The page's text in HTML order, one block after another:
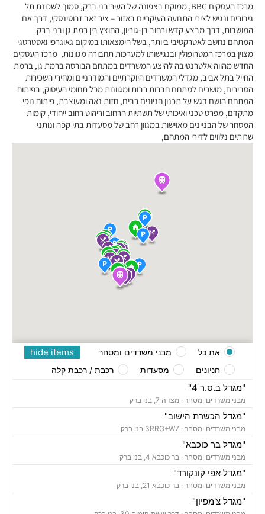
מרכז העסקים BBC, ממוקם בצפונה של העיר בני ברק, סמוך לשכונת תל
גיבורים ונגיש לצירי התנועה העיקריים באזור – ציר זאב זבוטינסקי, דרך אם
המושבות, דרך מבצע קדש ורחוב בן-גוריון, החוצץ בין רמת גן ובני ברק.
המתחם נחשב לאטרקטיבי ביותר, בשל הימצאותו במיקום גאוגרפי ואסטרטגי
מצוין במרכז המטרופולין ובנגישותו למערכות תחבורה מגוונות, מרכז העסקים
החדש מהווה אלטרנטיבה להיצע המשרדים במתחם הבורסה ברמת גן, ברמת
החייל בתל אביב, מגדלי המשרדים היוקרתיים והמודרניים ומחירי השכירות
הסבירים, מושכים למתחם חברות רבות ומגוונות מכל תחומי העיסוק, בפיתוח
המתחם הושם דגש על תכנון חניונים רבים, חזות נאה ומעוצבת, פיתוח נופי
מתקדם, מפרט טכני ואיכותי של תשתיות הרחוב וריהוט רחוב ייחודי, קומות
המסחר של הבניינים מאוישות במגוון רחב של מסעדות בתי קפה ונותני
שרותים נלווים לדירי המתחם,
"מגדל ב.ס.ר 4"
מבני משרדים ומסחר · מצדה 7, בני ברק
"מגדל הכשרת הישוב"
מבני משרדים ומסחר ·
"מגדל בר כוכבא"
מבני משרדים ומסחר · בר כוכבא 4, בני ברק
"מגדל אפי קונקורד"
מבני משרדים ומסחר · בר כוכבא 21, בני ברק
"מגדל צ'מפיון"
hide items את כל
מבני משרדים ומסחר
חניונים
מסעדות רכבת / רכבת קלה